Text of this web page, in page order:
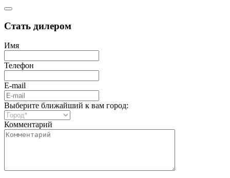
Стать дилером
Имя
Телефон
E-mail
Выберите ближайший к вам город:
Комментарий